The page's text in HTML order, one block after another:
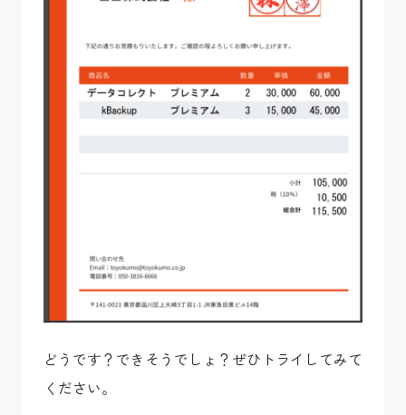
どうです？できそうでしょ？ぜひトライしてみて
ください。